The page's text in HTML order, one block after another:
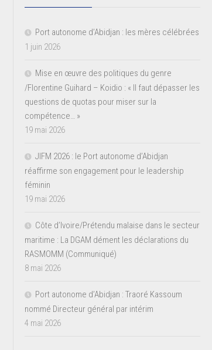
Port autonome d’Abidjan : les mères célébrées
1 juin 2026
Mise en œuvre des politiques du genre
/Florentine Guihard – Koidio : « Il faut dépasser les
questions de quotas pour miser sur la
compétence… »
19 mai 2026
JIFM 2026 : le Port autonome d’Abidjan
réaffirme son engagement pour le leadership
féminin
19 mai 2026
Côte d’Ivoire/Prétendu malaise dans le secteur
maritime : La DGAM dément les déclarations du
RASMOMM (Communiqué)
8 mai 2026
Port autonome d’Abidjan : Traoré Kassoum
nommé Directeur général par intérim
4 mai 2026